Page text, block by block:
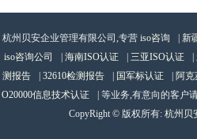
杭州贝安企业管理有限公司,专营 iso咨询 | 新
iso咨询公司
| 海南ISO认证 | 三亚ISO认证 |
测报告
| 32610检测报告 | 国军标认证 | 阿克
O20000信息技术认证
| 等业务,有意向的客户
CopyRight © 版权所有: 杭州贝